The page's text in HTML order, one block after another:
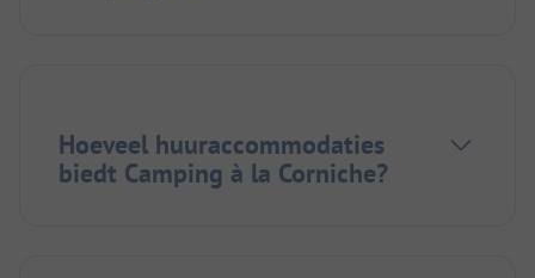
Hoeveel huuraccommodaties
biedt Camping à la Corniche?